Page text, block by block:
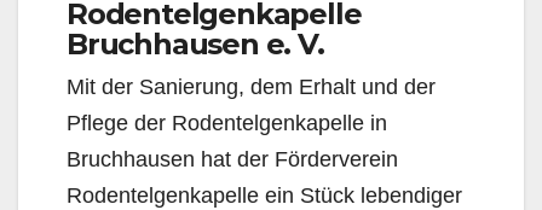
Rodentelgenkapelle
Bruchhausen e. V.
Mit der Sanierung, dem Erhalt und der
Pflege der Rodentelgenkapelle in
Bruchhausen hat der Förder­verein
Rodentelgenkapelle ein Stück lebendiger